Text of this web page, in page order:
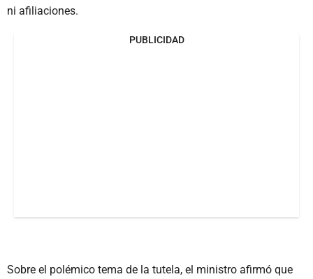
ni afiliaciones.
PUBLICIDAD
Sobre el polémico tema de la tutela, el ministro afirmó que